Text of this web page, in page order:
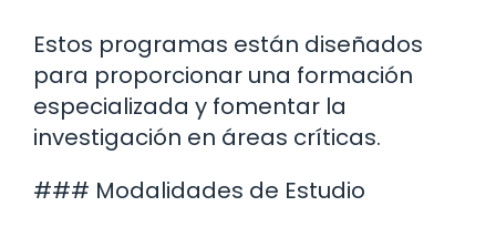
Estos programas están diseñados
para proporcionar una formación
especializada y fomentar la
investigación en áreas críticas.
### Modalidades de Estudio